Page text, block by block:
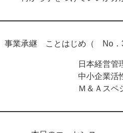
事業承継 ことはじめ（ No
日本経営管理
中小企業活性化支
Ｍ＆Ａスペシ